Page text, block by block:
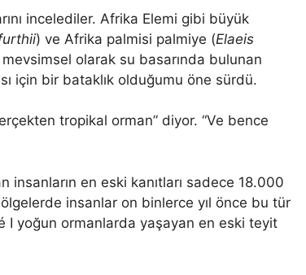
incelediler. Afrika Elemi gibi büyük
) ve Afrika palmisi palmiye (Elaeis
mevsimsel olarak su basarında bulunan
için bir bataklık olduğumu öne sürdü.
tropikal orman” diyor. “Ve bence
en eski kanıtları sadece 18.000
insanlar on binlerce yıl önce bu tür
I yoğun ormanlarda yaşayan en eski teyit